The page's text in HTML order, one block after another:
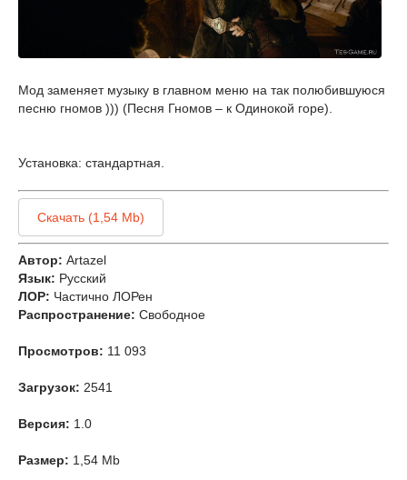
Мод заменяет музыку в главном меню на так полюбившуюся
песню гномов ))) (Песня Гномов – к Одинокой горе).
Установка: стандартная.
Скачать (1,54 Mb)
Автор: Artazel
Язык: Русский
ЛОР: Частично ЛОРен
Распространение: Свободное
Просмотров: 11 093
Загрузок: 2541
Версия: 1.0
Размер: 1,54 Mb